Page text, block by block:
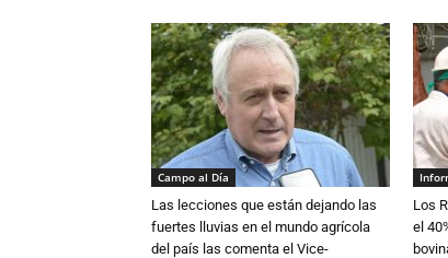
Campo al Día
Las lecciones que están dejando las
fuertes lluvias en el mundo agrícola
del país las comenta el Vice-
Los
el